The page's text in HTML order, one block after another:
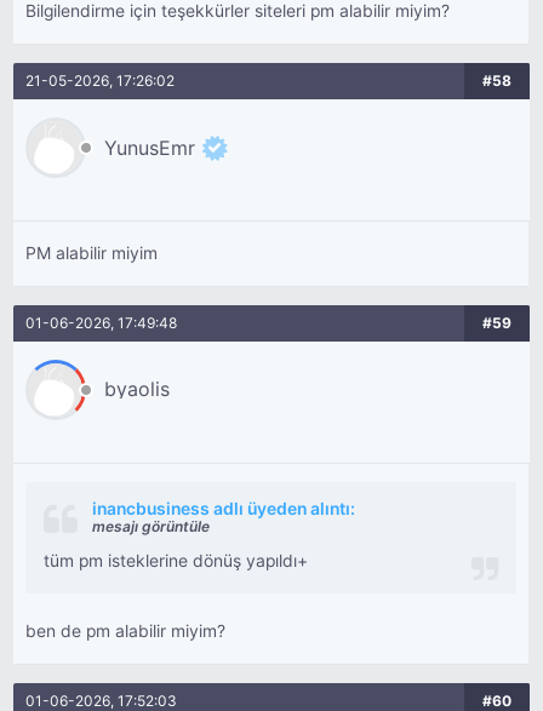
Bilgilendirme için teşekkürler siteleri pm alabilir miyim?
21-05-2026, 17:26:02 #58
YunusEmr
PM alabilir miyim
01-06-2026, 17:49:48 #59
byaolis
inancbusiness adlı üyeden alıntı:
mesajı görüntüle
tüm pm isteklerine dönüş yapıldı+
ben de pm alabilir miyim?
01-06-2026, 17:52:03 #60